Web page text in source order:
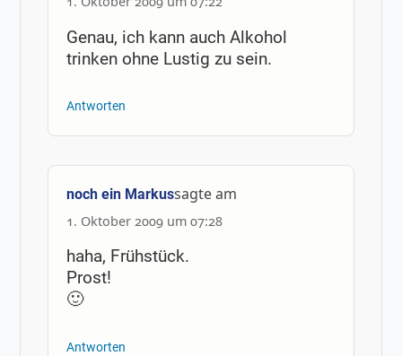
Genau, ich kann auch Alkohol
trinken ohne Lustig zu sein.
Antworten
noch ein Markussagte am
1. Oktober 2009 um 07:28
haha, Frühstück.
Prost!
🙂
Antworten